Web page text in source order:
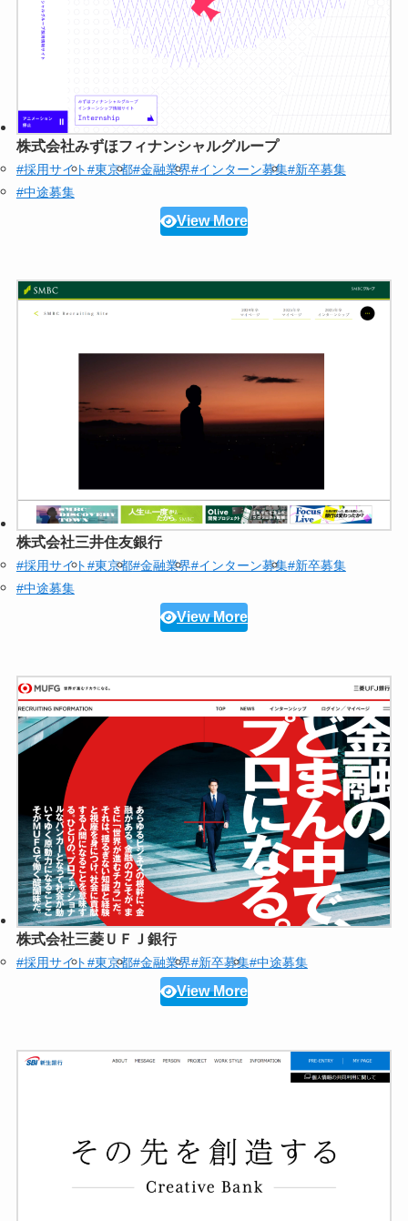
株式会社みずほフィナンシャルグループ
#採用サイト#東京都#金融業界#インターン募集#新卒募集
#中途募集
View More
株式会社三井住友銀行
#採用サイト#東京都#金融業界#インターン募集#新卒募集
#中途募集
View More
株式会社三菱ＵＦＪ銀行
#採用サイト#東京都#金融業界#新卒募集#中途募集
View More